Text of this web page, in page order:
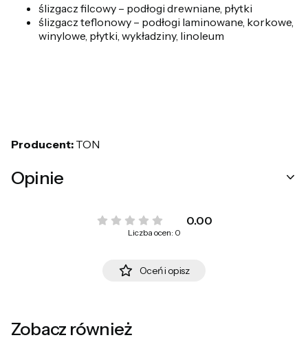
ślizgacz filcowy – podłogi drewniane, płytki
ślizgacz teflonowy – podłogi laminowane, korkowe,
winylowe, płytki, wykładziny, linoleum
Producent: TON
Opinie
0.00
Liczba ocen: 0
Oceń i opisz
Zobacz również